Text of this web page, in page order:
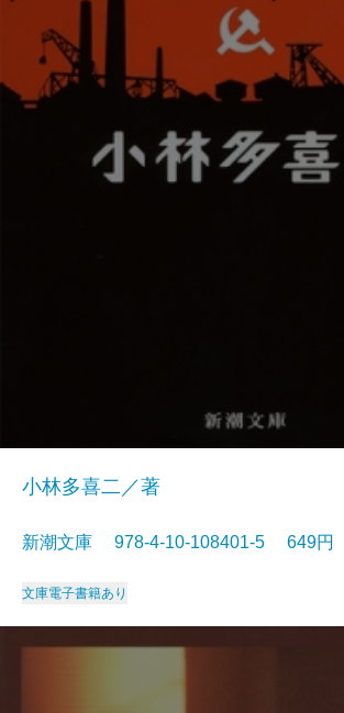
小林多喜二／著
新潮文庫 978-4-10-108401-5 649円
文庫電子書籍あり